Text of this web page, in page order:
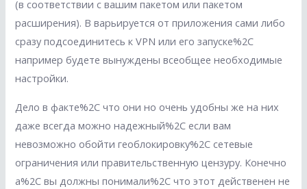
(в соответствии с вашим пакетом или пакетом
расширения). В варьируется от приложения сами либо
сразу подсоединитесь к VPN или его запуске%2C
например будете вынуждены всеобщее необходимые
настройки.
Дело в факте%2C что они но очень удобны же на них
даже всегда можно надежный%2C если вам
невозможно обойти геоблокировку%2C сетевые
ограничения или правительственную цензуру. Конечно
а%2C вы должны понимали%2C что этот действенен не